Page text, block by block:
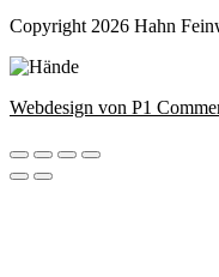
Copyright 2026 Hahn
Webdesign von P1